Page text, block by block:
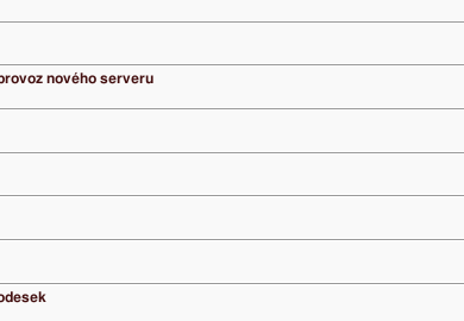
nového serveru